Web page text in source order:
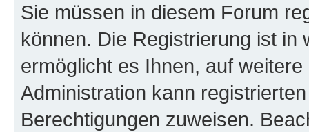
Sie müssen in diesem Forum
können. Die Registrierung ist in
ermöglicht es Ihnen, auf
Administration kann
Berechtigungen zuweisen.